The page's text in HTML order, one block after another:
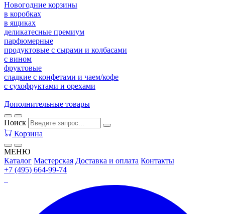
Новогодние корзины
в коробках
в ящиках
деликатесные премиум
парфюмерные
продуктовые с сырами и колбасами
с вином
фруктовые
сладкие с конфетами и чаем/кофе
с сухофруктами и орехами
Дополнительные товары
Поиск
Корзина
МЕНЮ
Каталог Мастерская Доставка и оплата Контакты
+7 (495) 664-99-74